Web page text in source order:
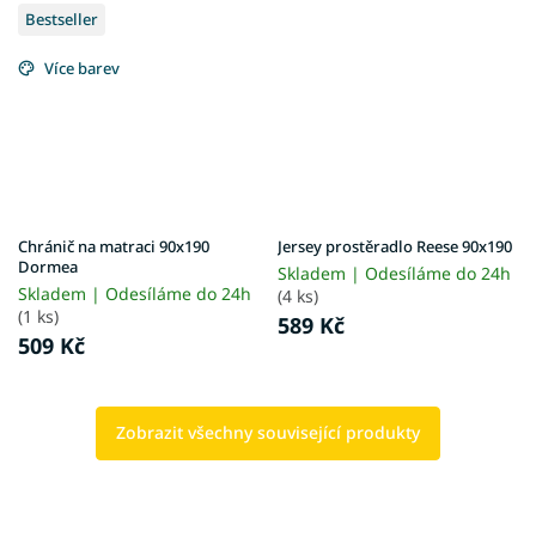
Bestseller
Více barev
Chránič na matraci 90x190
Dormea
Skladem | Odesíláme do 24h
(1 ks)
509 Kč
Jersey prostěradlo Reese 90x190
Skladem | Odesíláme do 24h
(4 ks)
589 Kč
Zobrazit všechny související produkty